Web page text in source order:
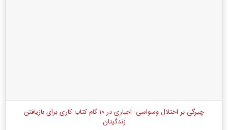
چیرگی بر اختلال وسواسی- اجباری در 10 گام کتاب کاری برای بازیافتن
زندگیتان